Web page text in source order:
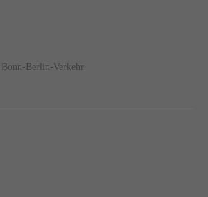
Berlin-Verkehr